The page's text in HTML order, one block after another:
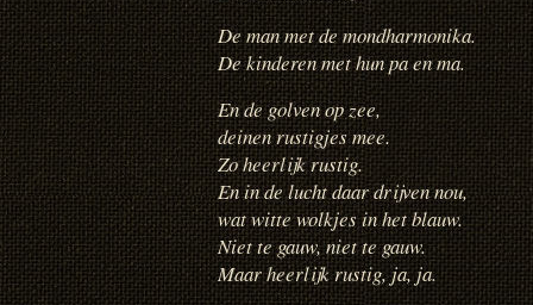
De man met de mondharmonika.
De kinderen met hun pa en ma.
En de golven op zee,
deinen rustigjes mee.
Zo heerlijk rustig.
En in de lucht daar drijven nou,
wat witte wolkjes in het blauw.
Niet te gauw, niet te gauw.
Maar heerlijk rustig, ja, ja.